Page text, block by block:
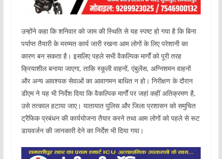
उन्होंने कहा कि शनिवार को जाम की स्थिति से यह स्पष्ट हो गया है कि बिना
पर्याप्त तैयारी के मरम्मत कार्य जारी रखना आम लोगों के लिए परेशानी का
कारण बन सकता है। इसलिए पहले सभी वैकल्पिक मार्गों को पूरी तरह
क्रियाशील बनाया जाएगा, ताकि स्कूली वाहनों, एंबुलेंस, अग्निशमन वाहनों
और अन्य आवश्यक सेवाओं का आवागमन बाधित न हो। निरीक्षण के दौरान
डीएम ने यह भी निर्देश दिया कि वैकल्पिक मार्गों पर जहां कहीं अतिक्रमण है,
उसे तत्काल हटाया जाए। यातायात पुलिस और जिला प्रशासन को समुचित
ट्रैफिक प्रबंधन की कार्ययोजना तैयार करने तथा आम लोगों को पहले से रूट
डायवर्जन की जानकारी देने का निर्देश भी दिया गया।